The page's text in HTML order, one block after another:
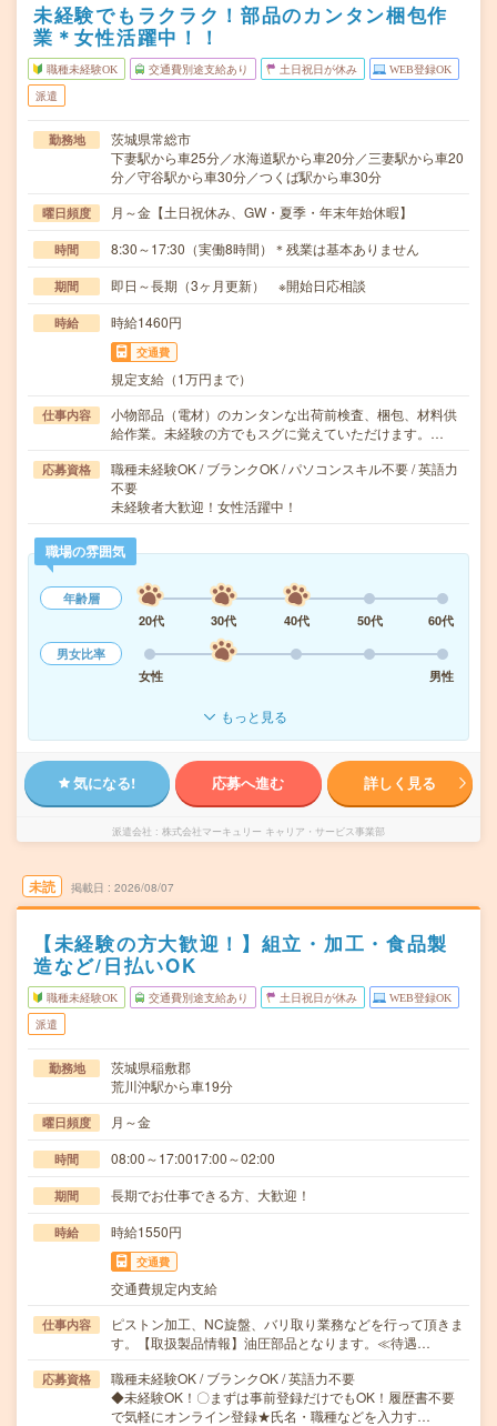
未経験でもラクラク！部品のカンタン梱包作
業＊女性活躍中！！
職種未経験OK 交通費別途支給あり 土日祝日が休み WEB登録OK
派遣
勤務地
茨城県常総市
下妻駅から車25分／水海道駅から車20分／三妻駅から車20
分／守谷駅から車30分／つくば駅から車30分
曜日頻度 月～金【土日祝休み、GW・夏季・年末年始休暇】
時間 8:30～17:30（実働8時間）＊残業は基本ありません
期間 即日～長期（3ヶ月更新） ※開始日応相談
時給 時給1460円
交通費
規定支給（1万円まで）
仕事内容
小物部品（電材）のカンタンな出荷前検査、梱包、材料供
給作業。未経験の方でもスグに覚えていただけます。…
応募資格
職種未経験OK / ブランクOK / パソコンスキル不要 / 英語力
不要
未経験者大歓迎！女性活躍中！
職場の雰囲気
年齢層
20代
30代 40代 50代
60代
男女比率
女性
男性
もっと見る
気になる! 応募へ進む 詳しく見る
派遣会社 株式会社マーキュリー キャリア・サービス事業部
未読 掲載日 2026/08/07
【未経験の方大歓迎！】組立・加工・食品製
造など/日払いOK
職種未経験OK 交通費別途支給あり 土日祝日が休み WEB登録OK
派遣
勤務地
茨城県稲敷郡
荒川沖駅から車19分
曜日頻度 月～金
時間 08:00～17:0017:00～02:00
期間 長期でお仕事できる方、大歓迎！
時給 時給1550円
交通費
交通費規定内支給
仕事内容
ピストン加工、NC旋盤、バリ取り業務などを行って頂きま
す。【取扱製品情報】油圧部品となります。≪待遇…
応募資格
職種未経験OK / ブランクOK / 英語力不要
◆未経験OK！〇まずは事前登録だけでもOK！履歴書不要
で気軽にオンライン登録★氏名・職種などを入力す…